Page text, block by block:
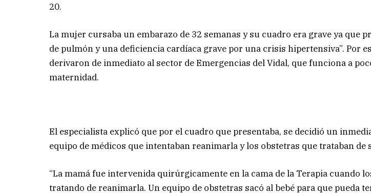
20.
La mujer cursaba un embarazo de 32 semanas y su cuadro era grave ya que
de pulmón y una deficiencia cardíaca grave por una crisis hipertensiva”. Por
derivaron de inmediato al sector de Emergencias del Vidal, que funciona a
maternidad.
El especialista explicó que por el cuadro que presentaba, se decidió un
equipo de médicos que intentaban reanimarla y los obstetras que trataban de
“La mamá fue intervenida quirúrgicamente en la cama de la Terapia cuando
tratando de reanimarla. Un equipo de obstetras sacó al bebé para que pueda